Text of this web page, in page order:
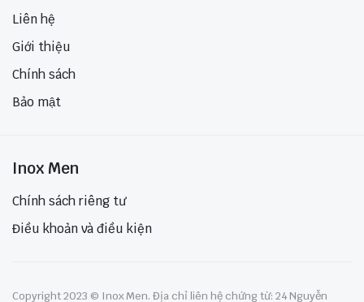
Liên hệ
Giới thiệu
Chính sách
Bảo mật
Inox Men
Chính sách riêng tư
Điều khoản và điều kiện
Copyright 2023 © Inox Men. Địa chỉ liên hệ chứng từ: 24 Nguyễn